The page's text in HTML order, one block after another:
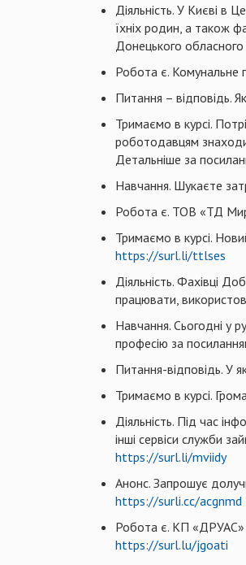
Діяльність. У Києві в
їхніх родин, а також
Донецького обласного
Робота є. Комунальне
Питання – відповідь.
Тримаємо в курсі.
роботодавцям
Детальніше за
Навчання. Шукаєте
Робота є. ТОВ «ТД
Тримаємо в курсі.
https://surl.li/ttlses
Діяльність. Фахівці
працювати,
Навчання. Сьогодні у
професію за
Питання-відповідь. У
Тримаємо в курсі.
Діяльність. Під час
інші сервіси служби
https://surl.li/mviidy
Анонс. Запрошує
https://surli.cc/acgnmd
Робота є. КП «ДРУАС»
https://surl.lu/jgoati